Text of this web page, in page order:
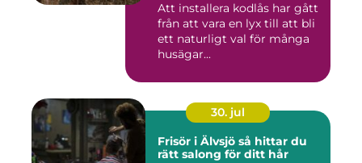
Att installera kodlås har gått
från att vara en lyx till att bli
ett naturligt val för många
husägar...
30. jul
Frisör i Älvsjö så hittar du
rätt salong för ditt hår